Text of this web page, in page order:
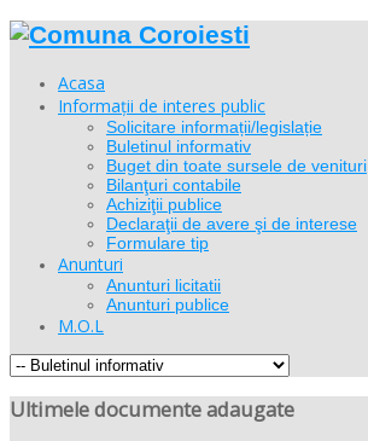
Acasa
Informații de interes public
Solicitare informații/legislație
Buletinul informativ
Buget din toate sursele de venituri
Bilanţuri contabile
Achiziţii publice
Declaraţii de avere şi de interese
Formulare tip
Anunturi
Anunturi licitatii
Anunturi publice
M.O.L
Ultimele documente adaugate